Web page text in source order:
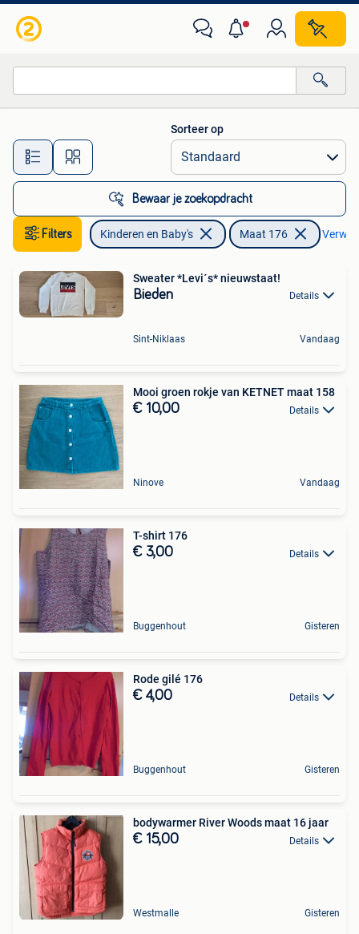
Alle afstanden…
Sorteer op
Bewaar je zoekopdracht
Filters Kinderen en Baby's Maat 176
Sweater *Levi´s* nieuwstaat!
Bieden Details
Sint-Niklaas Vandaag
Mooi groen rokje van KETNET maat 158
€ 10,00 Details
Ninove Vandaag
T-shirt 176
€ 3,00 Details
Buggenhout Gisteren
Rode gilé 176
€ 4,00 Details
Buggenhout Gisteren
bodywarmer River Woods maat 16 jaar
€ 15,00 Details
Westmalle Gisteren